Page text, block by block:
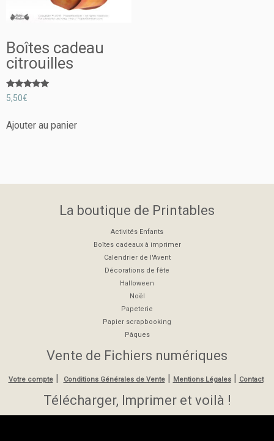
Boîtes cadeau
citrouilles
Note
5.00
5,50€
Ajouter au panier
La boutique de Printables
Activités Enfants
Boîtes cadeaux à imprimer
Calendrier de l'Avent
Décorations de fête
Halloween
Noël
Papeterie
Papier scrapbooking
Pâques
Vente de Fichiers numériques
Votre compte| Conditions Générales de Vente| Mentions Légales Contact
Télécharger, Imprimer et voilà !